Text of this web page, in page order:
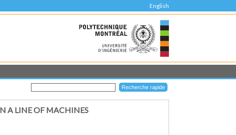
English
A LINE OF MACHINES